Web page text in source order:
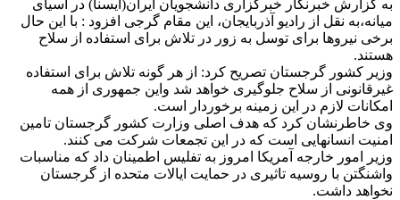
به گزارش خبرنگار خبرگزاری دانشجویان ایران(ایسنا) در آسیای
میانه،به نقل از رادیو آذربایجان، این مقام گرجی افزود : با این حال
برخی نیروها برای توسل به زور در تلاش برای استفاده از سلاح
هستند.
وزیر کشور گرجستان تصریح کرد: از هر گونه تلاش برای استفاده
غیرقانونی از سلاح جلوگیری خواهد شد واین جمهوری از همه
امکانات لازم در این زمینه برخوردار است.
وی خاطرنشان کرد که هدف اصلی وزارت کشور گرجستان تامین
امنیت انسانهایی است که در این تجمعات شرکت می کنند.
وزیر امور خارجه آمریکا امروز به تفلیس اطمینان داد که مناسبات
واشنگتن با روسیه تاثیری در حمایت ایالات متحده از گرجستان
نخواهد داشت.